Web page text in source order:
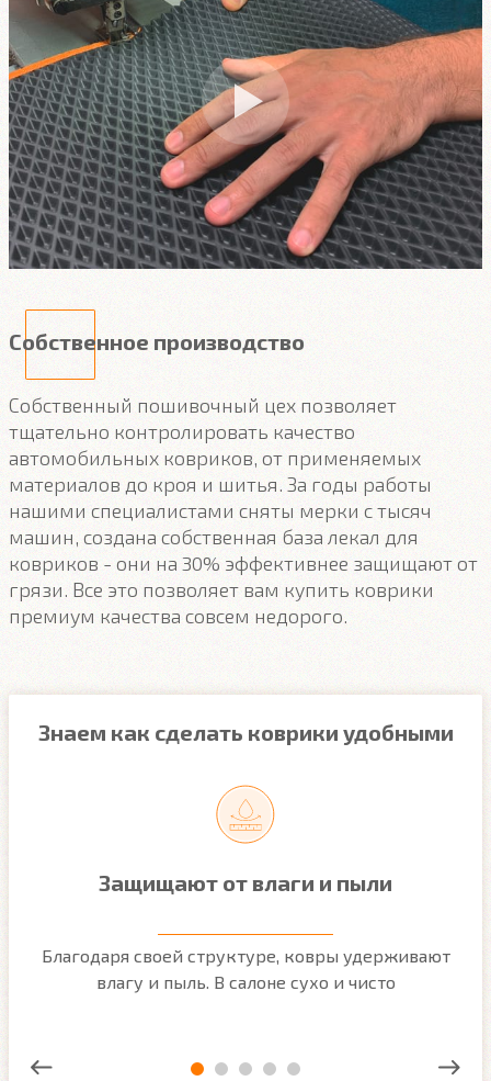
Собственное производство
Собственный пошивочный цех позволяет
тщательно контролировать качество
автомобильных ковриков, от применяемых
материалов до кроя и шитья. За годы работы
нашими специалистами сняты мерки с тысяч
машин, создана собственная база лекал для
ковриков - они на 30% эффективнее защищают от
грязи. Все это позволяет вам купить коврики
премиум качества совсем недорого.
Знаем как сделать коврики удобными
Защищают от влаги и пыли
Благодаря своей структуре, ковры удерживают
влагу и пыль. В салоне сухо и чисто